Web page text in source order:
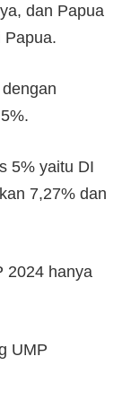
dan Papua
Papua.
5% yaitu DI
7,27% dan
2024 hanya
UMP